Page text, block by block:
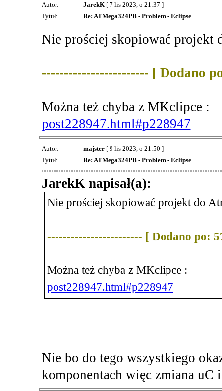
Autor: JarekK[ 7 lis 2023, o 21:37 ]
Tytuł:
Re: ATMega324PB - Problem - Eclipse
Nie prościej skopiować projekt
------------------------ [ Dodano
Można też chyba z MKclipce :
post228947.html#p228947
Autor: majster[ 9 lis 2023, o 21:50 ]
Tytuł:
Re: ATMega324PB - Problem - Eclipse
JarekK napisał(a):
Nie prościej skopiować projekt do
------------------------ [ Dodano po:
Można też chyba z MKclipce :
post228947.html#p228947
Nie bo do tego wszystkiego
komponentach więc zmiana uC